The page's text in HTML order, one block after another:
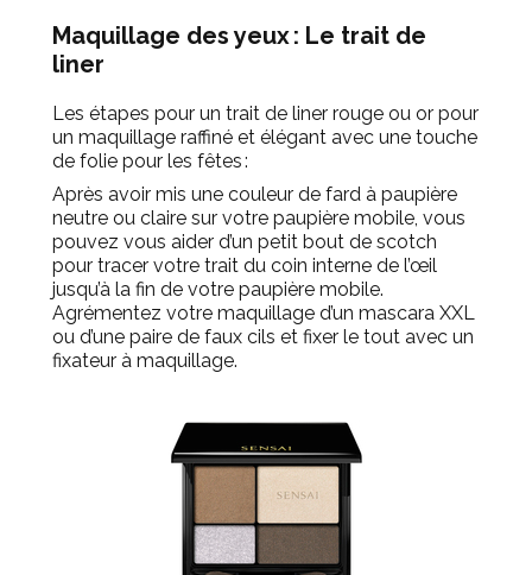
Maquillage des yeux : Le trait de
liner
Les étapes pour un trait de liner rouge ou or pour
un maquillage raffiné et élégant avec une touche
de folie pour les fêtes :
Après avoir mis une couleur de fard à paupière
neutre ou claire sur votre paupière mobile, vous
pouvez vous aider d’un petit bout de scotch
pour tracer votre trait du coin interne de l’œil
jusqu’à la fin de votre paupière mobile.
Agrémentez votre maquillage d’un mascara XXL
ou d’une paire de faux cils et fixer le tout avec un
fixateur à maquillage.